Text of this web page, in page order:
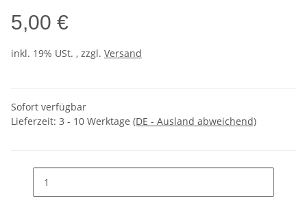
5,00 €
inkl. 19% USt. , zzgl. Versand
Sofort verfügbar
Lieferzeit: 3 - 10 Werktage (DE - Ausland abweichend)